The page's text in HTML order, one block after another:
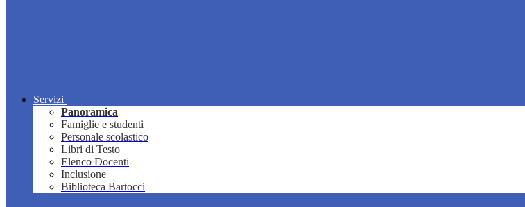
Servizi
Panoramica
Famiglie e studenti
Personale scolastico
Libri di Testo
Elenco Docenti
Inclusione
Biblioteca Bartocci